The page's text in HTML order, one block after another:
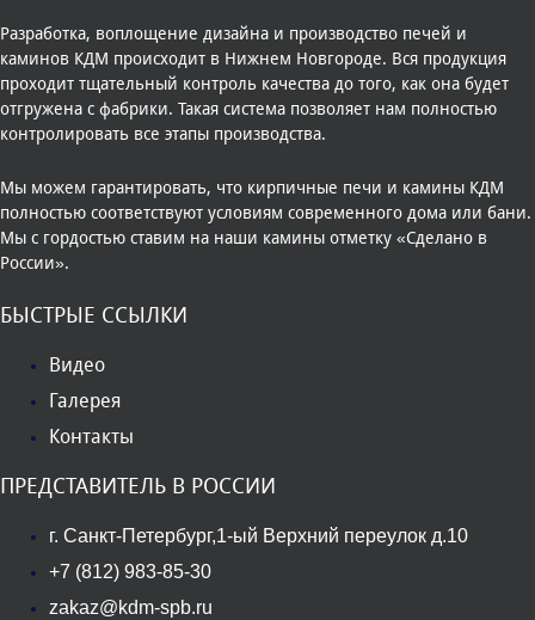
Разработка, воплощение дизайна и производство печей и
каминов КДМ происходит в Нижнем Новгороде. Вся продукция
проходит тщательный контроль качества до того, как она будет
отгружена с фабрики. Такая система позволяет нам полностью
контролировать все этапы производства.
Мы можем гарантировать, что кирпичные печи и камины КДМ
полностью соответствуют условиям современного дома или бани.
Мы с гордостью ставим на наши камины отметку «Сделано в
России».
БЫСТРЫЕ ССЫЛКИ
Видео
Галерея
Контакты
ПРЕДСТАВИТЕЛЬ В РОССИИ
г. Санкт-Петербург,1-ый Верхний переулок д.10
+7 (812) 983-85-30
zakaz@kdm-spb.ru